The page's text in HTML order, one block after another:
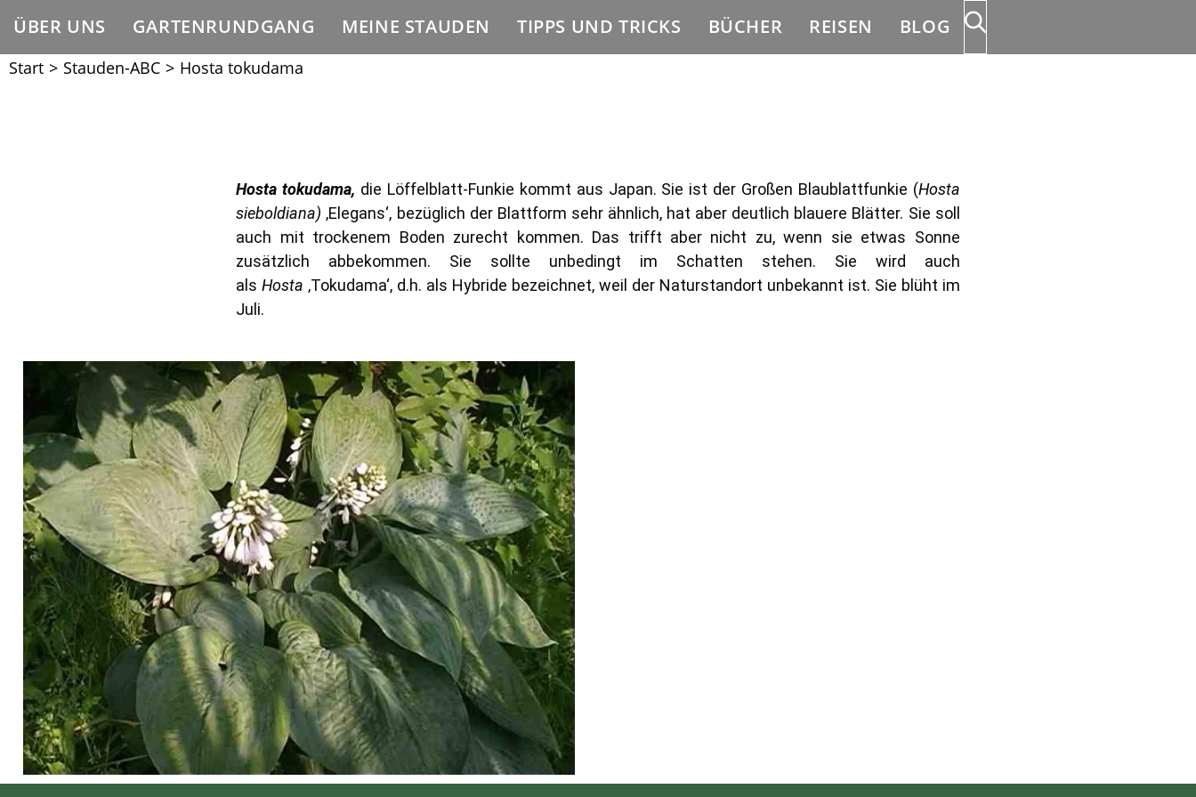
ÜBER UNS GARTENRUNDGANG MEINE STAUDEN TIPPS UND TRICKS BÜCHER REISEN BLOG
Start > Stauden-ABC > Hosta tokudama
Hosta tokudama, die Löffelblatt-Funkie kommt aus Japan. Sie ist der Großen Blaublattfunkie (Hosta
sieboldiana) ‚Elegans‘, bezüglich der Blattform sehr ähnlich, hat aber deutlich blauere Blätter. Sie soll
auch mit trockenem Boden zurecht kommen. Das trifft aber nicht zu, wenn sie etwas Sonne
zusätzlich abbekommen. Sie sollte unbedingt im Schatten stehen. Sie wird auch
alsHosta ‚Tokudama‘, d.h. als Hybride bezeichnet, weil der Naturstandort unbekannt ist. Sie blüht im
Juli.